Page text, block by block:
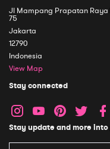
Jl Mampang Prapatan Raya
75
Jakarta
12790
Indonesia
View Map
Stay connected
Stay update and more